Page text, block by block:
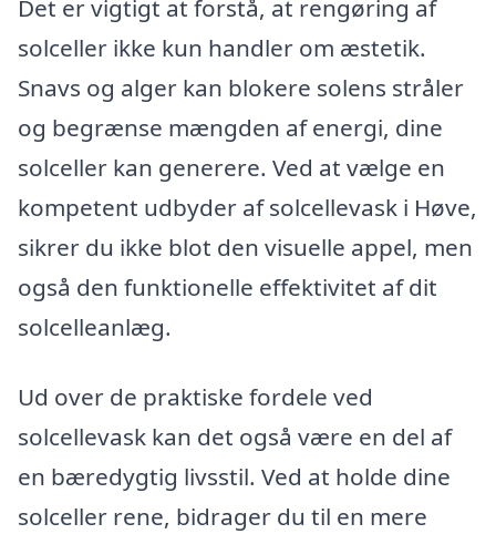
Det er vigtigt at forstå, at rengøring af
solceller ikke kun handler om æstetik.
Snavs og alger kan blokere solens stråler
og begrænse mængden af energi, dine
solceller kan generere. Ved at vælge en
kompetent udbyder af solcellevask i Høve,
sikrer du ikke blot den visuelle appel, men
også den funktionelle effektivitet af dit
solcelleanlæg.
Ud over de praktiske fordele ved
solcellevask kan det også være en del af
en bæredygtig livsstil. Ved at holde dine
solceller rene, bidrager du til en mere